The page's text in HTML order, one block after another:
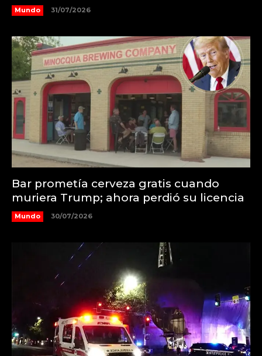
Mundo 31/07/2026
Bar prometía cerveza gratis cuando
muriera Trump; ahora perdió su licencia
Mundo 30/07/2026